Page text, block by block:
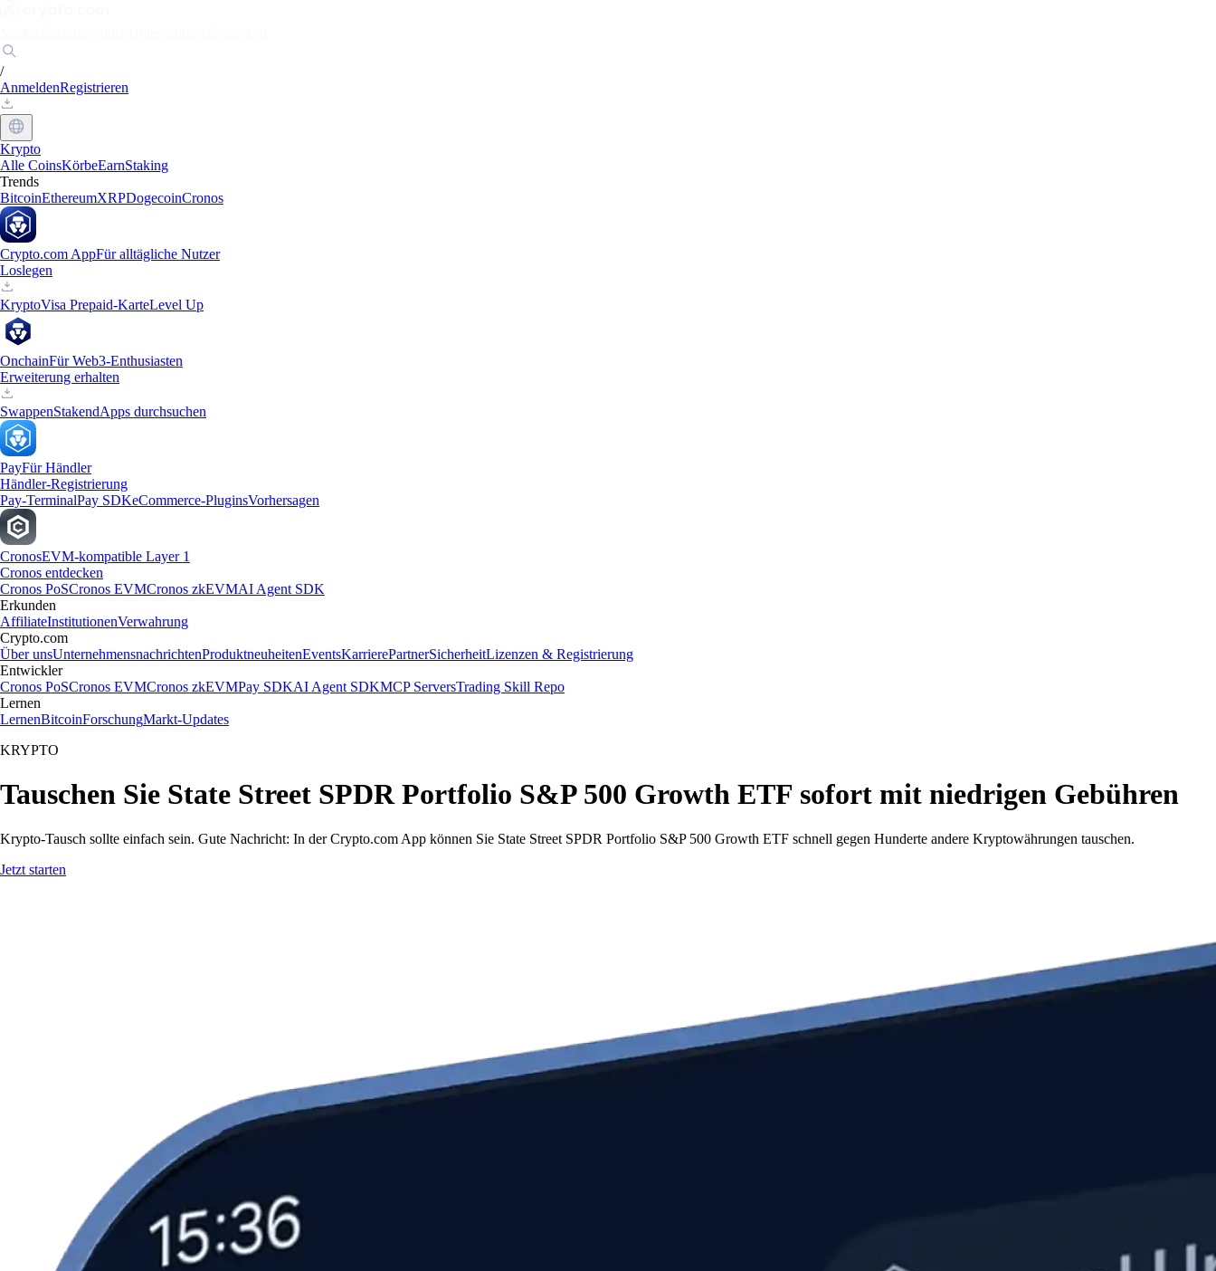
/
AnmeldenRegistrieren
Krypto
Alle CoinsKörbeEarnStaking
Trends
BitcoinEthereumXRPDogecoinCronos
Crypto.com AppFür alltägliche Nutzer
Loslegen
KryptoVisa Prepaid-KarteLevel Up
OnchainFür Web3-Enthusiasten
Erweiterung erhalten
SwappenStakendApps durchsuchen
PayFür Händler
Händler-Registrierung
Pay-TerminalPay SDKeCommerce-PluginsVorhersagen
CronosEVM-kompatible Layer 1
Cronos entdecken
Cronos PoSCronos EVMCronos zkEVMAI Agent SDK
Erkunden
AffiliateInstitutionenVerwahrung
Crypto.com
Über unsUnternehmensnachrichtenProduktneuheitenEventsKarrierePartnerSicherheitLizenzen & Registrierung
Entwickler
Cronos PoSCronos EVMCronos zkEVMPay SDKAI Agent SDKMCP ServersTrading Skill Repo
Lernen
LernenBitcoinForschungMarkt-Updates
KRYPTO
Tauschen Sie State Street SPDR Portfolio S&P 500 Growth ETF sofort mit niedrigen Gebühren
Krypto-Tausch sollte einfach sein. Gute Nachricht: In der Crypto.com App können Sie State Street SPDR Portfolio S&P 500 Growth ETF schnell gegen Hunderte andere Kryptowährungen tauschen.
Jetzt starten